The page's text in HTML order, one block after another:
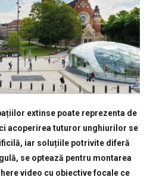
extinse poate reprezenta de
acoperirea tuturor unghiurilor se
iar soluțiile potrivite diferă
se optează pentru montarea
video cu obiective focale ce